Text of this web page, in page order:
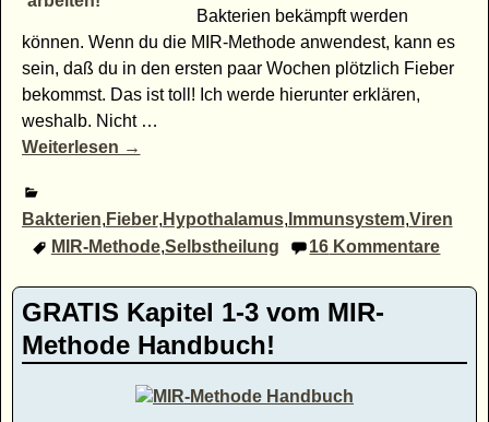
Bakterien bekämpft werden
können. Wenn du die MIR-Methode anwendest, kann es
sein, daß du in den ersten paar Wochen plötzlich Fieber
bekommst. Das ist toll! Ich werde hierunter erklären,
weshalb. Nicht …
Weiterlesen →
Bakterien, Fieber, Hypothalamus, Immunsystem,Viren
MIR-Methode,Selbstheilung 16 Kommentare
GRATIS Kapitel 1-3 vom MIR-
Methode Handbuch!